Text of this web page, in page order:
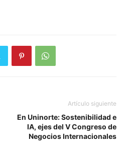
Artículo siguiente
En Uninorte: Sostenibilidad e
IA, ejes del V Congreso de
Negocios Internacionales